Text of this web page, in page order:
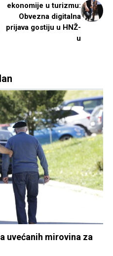
ekonomije u turizmu:
Obvezna digitalna
prijava gostiju u HNŽ-
u
uvećanih mirovina za